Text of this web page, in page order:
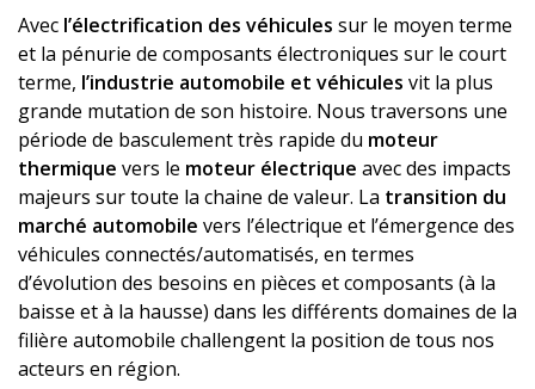
Avec l’électrification des véhicules sur le moyen terme
et la pénurie de composants électroniques sur le court
terme, l’industrie automobile et véhicules vit la plus
grande mutation de son histoire. Nous traversons une
période de basculement très rapide du moteur
thermique vers le moteur électrique avec des impacts
majeurs sur toute la chaine de valeur. La transition du
marché automobile vers l’électrique et l’émergence des
véhicules connectés/automatisés, en termes
d’évolution des besoins en pièces et composants (à la
baisse et à la hausse) dans les différents domaines de la
filière automobile challengent la position de tous nos
acteurs en région.